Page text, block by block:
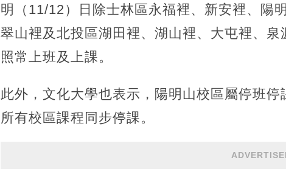
明（11/12）日除士林區永福裡、新安裡、陽
翠山裡及北投區湖田裡、湖山裡、大屯裡、
照常上班及上課。
此外，文化大學也表示，陽明山校區屬停班
所有校區課程同步停課。